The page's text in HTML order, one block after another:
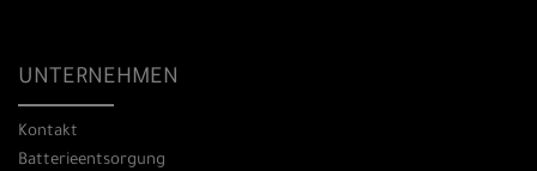
UNTERNEHMEN
Kontakt
Batterieentsorgung